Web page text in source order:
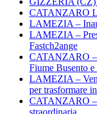
CATANZARO
LAMEZIA –
LAMEZIA –
Fastch2ange
CATANZARO –
Fiume Busento e
LAMEZIA –
per trasformare
CATANZARO –
straordinaria